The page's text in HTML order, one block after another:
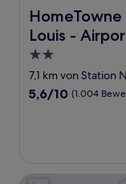
Louis -
HomeTowne
2.0-
Sterne-
Unterkunft
7,1 km von Station
5.6
5,6/10 (1.004